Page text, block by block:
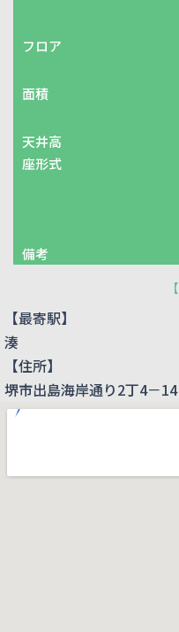
フロア
面積
天井高
座形式
備考
【
【最寄駅】
湊
【住所】
堺市出島海岸通り2丁4－14